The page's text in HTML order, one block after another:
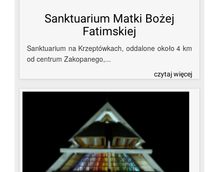
Sanktuarium Matki Bożej
Fatimskiej
Sanktuarium na Krzeptówkach, oddalone około 4 km
od centrum Zakopanego,...
czytaj więcej